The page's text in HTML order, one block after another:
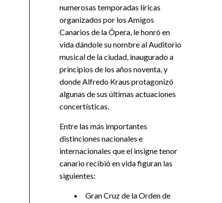
numerosas temporadas líricas
organizados por los Amigos
Canarios de la Ópera, le honró en
vida dándole su nombre al Auditorio
musical de la ciudad, inaugurado a
principios de los años noventa, y
donde Alfredo Kraus protagonizó
algunas de sus últimas actuaciones
concertísticas.
Entre las más importantes
distinciones nacionales e
internacionales que el insigne tenor
canario recibió en vida figuran las
siguientes:
Gran Cruz de la Orden de